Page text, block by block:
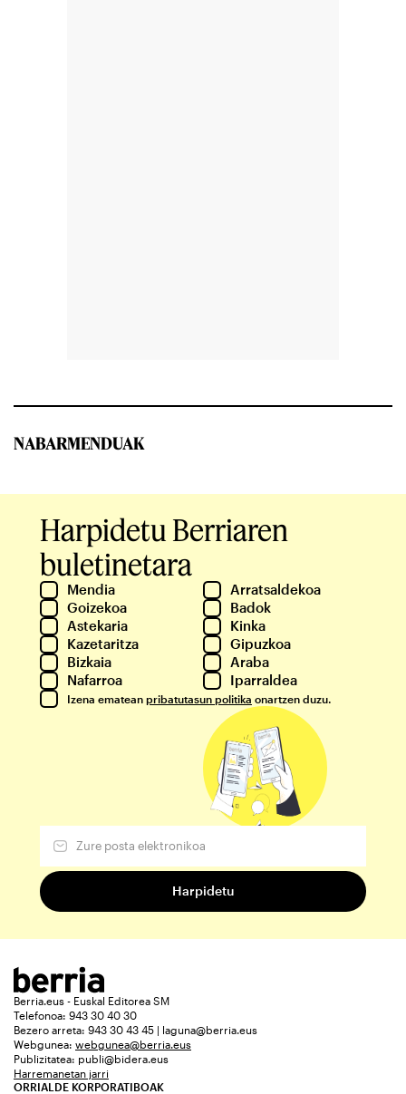
NABARMENDUAK
Harpidetu Berriaren
buletinetara
Mendia
Arratsaldekoa
Goizekoa
Badok
Astekaria
Kinka
Kazetaritza
Gipuzkoa
Bizkaia
Araba
Nafarroa
Iparraldea
Izena ematean pribatutasun politika onartzen duzu.
Berria.eus - Euskal Editorea SM
Telefonoa: 943 30 40 30
Bezero arreta: 943 30 43 45 | laguna@berria.eus
Webgunea: webgunea@berria.eus
Publizitatea: publi@bidera.eus
Harremanetan jarri
ORRIALDE KORPORATIBOAK